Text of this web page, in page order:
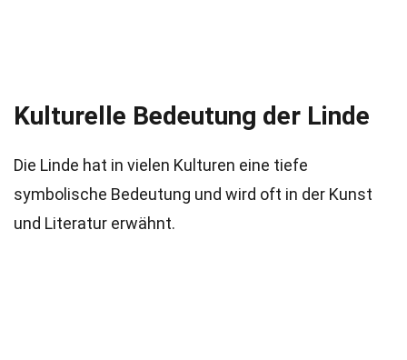
Kulturelle Bedeutung der Linde
Die Linde hat in vielen Kulturen eine tiefe
symbolische Bedeutung und wird oft in der Kunst
und Literatur erwähnt.